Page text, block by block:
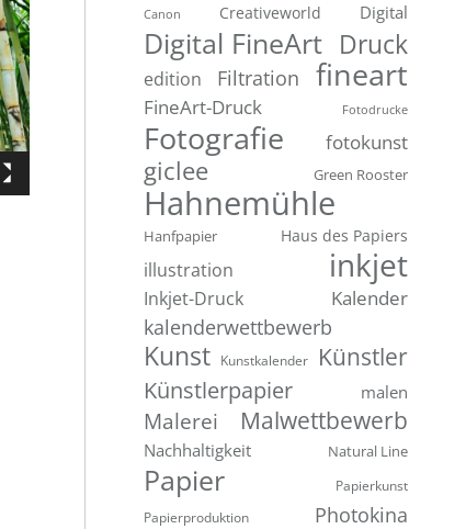
Canon
Creativeworld Digital
Digital FineArt Druck
edition Filtration fineart
FineArt-Druck Fotodrucke
Fotografie fotokunst
giclee Green Rooster
Hahnemühle
Hanfpapier Haus des Papiers
illustration inkjet
Inkjet-Druck Kalender
kalenderwettbewerb
Kunst Kunstkalender Künstler
Künstlerpapier malen
Malerei Malwettbewerb
Nachhaltigkeit Natural Line
Papier
Papierkunst
Papierproduktion
Photokina